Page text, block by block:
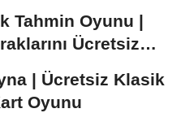
Tahmin Oyunu |
Ücretsiz
| Ücretsiz Klasik
Oyunu